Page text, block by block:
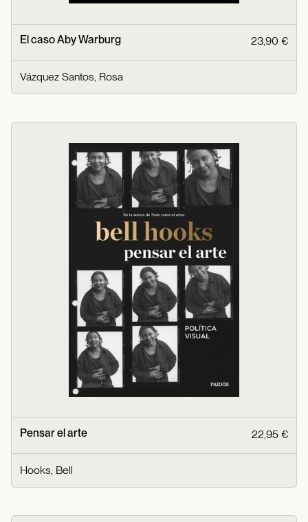
El caso Aby Warburg 23,90 €
Vázquez Santos, Rosa
Pensar el arte 22,95 €
Hooks, Bell